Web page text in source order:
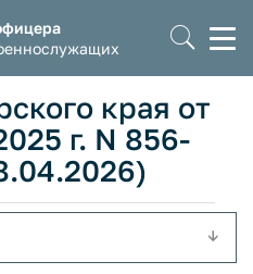
края от
г. N 856-